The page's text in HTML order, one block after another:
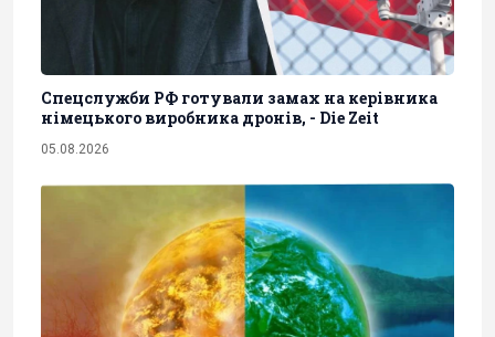
Спецслужби РФ готували замах на керівника
німецького виробника дронів, - Die Zeit
05.08.2026